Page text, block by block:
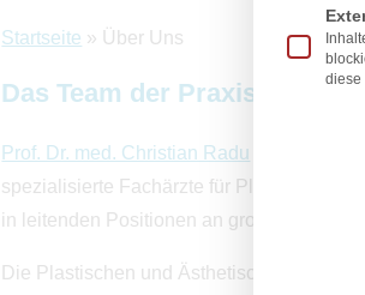
Startseite » Über Uns
Das Team der Praxis
Prof. Dr. med. Christian Radu
spezialisierte Fachärzte für Plastische
in leitenden Positionen an großen
Die Plastischen und Ästhetischen
diese